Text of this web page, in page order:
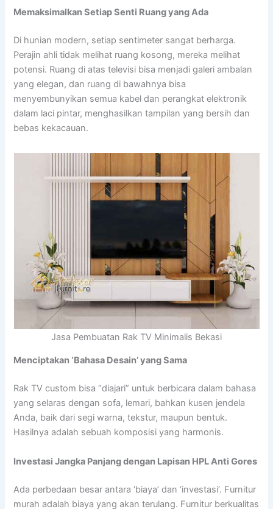
Memaksimalkan Setiap Senti Ruang yang Ada
Di hunian modern, setiap sentimeter sangat berharga.
Perajin ahli tidak melihat ruang kosong, mereka melihat
potensi. Ruang di atas televisi bisa menjadi galeri ambalan
yang elegan, dan ruang di bawahnya bisa
menyembunyikan semua kabel dan perangkat elektronik
dalam laci pintar, menghasilkan tampilan yang bersih dan
bebas kekacauan.
Jasa Pembuatan Rak TV Minimalis Bekasi
Menciptakan ‘Bahasa Desain’ yang Sama
Rak TV custom bisa “diajari” untuk berbicara dalam bahasa
yang selaras dengan sofa, lemari, bahkan kusen jendela
Anda, baik dari segi warna, tekstur, maupun bentuk.
Hasilnya adalah sebuah komposisi yang harmonis.
Investasi Jangka Panjang dengan Lapisan HPL Anti Gores
Ada perbedaan besar antara ‘biaya’ dan ‘investasi’. Furnitur
murah adalah biaya yang akan terulang. Furnitur berkualitas